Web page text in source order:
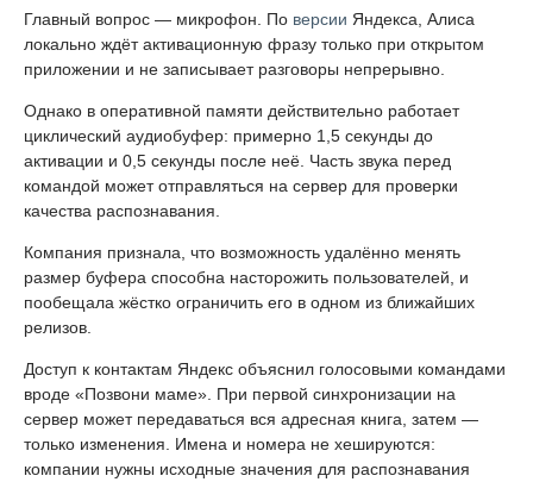
Главный вопрос — микрофон. По версии Яндекса, Алиса
локально ждёт активационную фразу только при открытом
приложении и не записывает разговоры непрерывно.
Однако в оперативной памяти действительно работает
циклический аудиобуфер: примерно 1,5 секунды до
активации и 0,5 секунды после неё. Часть звука перед
командой может отправляться на сервер для проверки
качества распознавания.
Компания признала, что возможность удалённо менять
размер буфера способна насторожить пользователей, и
пообещала жёстко ограничить его в одном из ближайших
релизов.
Доступ к контактам Яндекс объяснил голосовыми командами
вроде «Позвони маме». При первой синхронизации на
сервер может передаваться вся адресная книга, затем —
только изменения. Имена и номера не хешируются:
компании нужны исходные значения для распознавания